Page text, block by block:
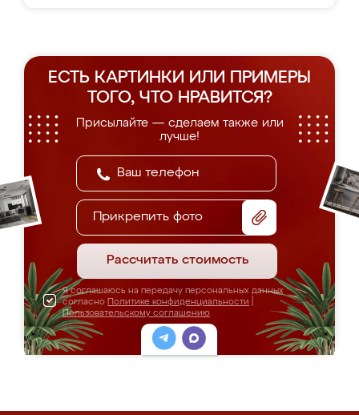
ЕСТЬ КАРТИНКИ ИЛИ ПРИМЕРЫ
ТОГО, ЧТО НРАВИТСЯ?
Присылайте — сделаем также или
лучше!
Прикрепить фото
Рассчитать стоимость
Я соглашаюсь на передачу персональных данных
согласно Политике конфиденциальности
Пользовательскому соглашению